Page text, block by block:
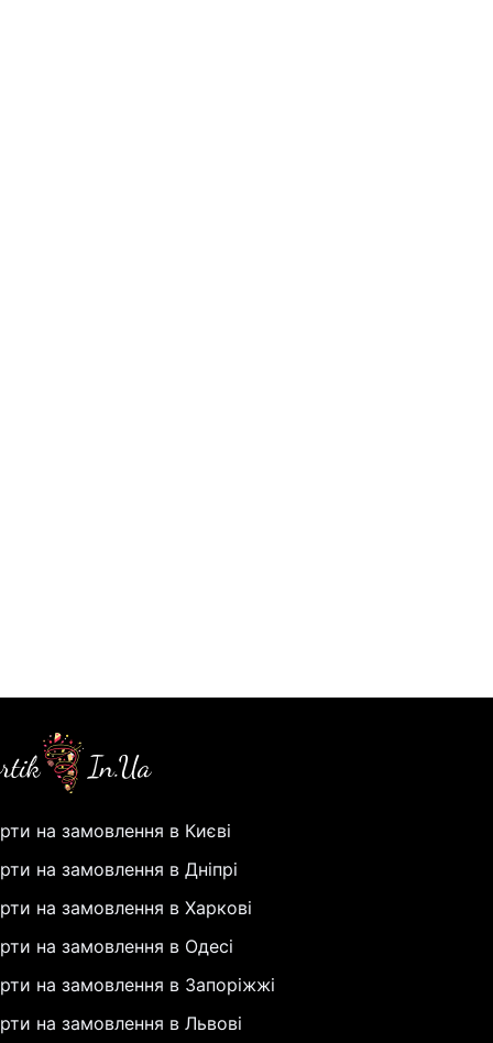
на замовлення в Києві
на замовлення в Дніпрі
на замовлення в Харкові
на замовлення в Одесі
на замовлення в Запоріжжі
на замовлення в Львові